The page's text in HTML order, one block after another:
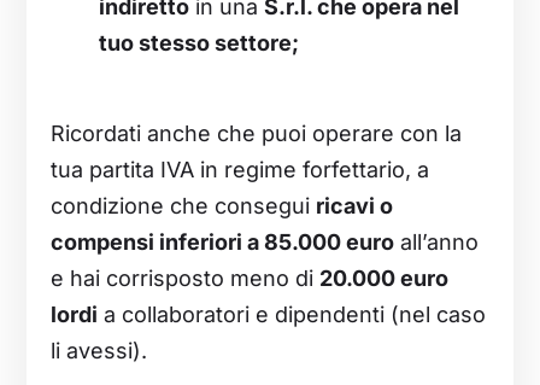
indiretto in unaS.r.l. che opera nel
tuo stesso settore;
Ricordati anche che puoi operare con la
tua partita IVA in regime forfettario, a
condizione che consegui ricavi o
compensi inferiori a 85.000 euro all’anno
e hai corrisposto meno di 20.000 euro
lordi a collaboratori e dipendenti (nel caso
li avessi).